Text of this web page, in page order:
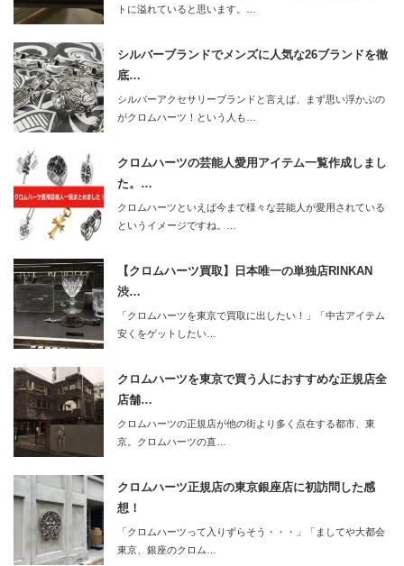
トに溢れていると思います。…
シルバーブランドでメンズに人気な26ブランドを徹
底…
シルバーアクセサリーブランドと言えば、まず思い浮かぶの
がクロムハーツ！という人も…
クロムハーツの芸能人愛用アイテム一覧作成しまし
た。…
クロムハーツといえば今まで様々な芸能人が愛用されている
というイメージですね。…
【クロムハーツ買取】日本唯一の単独店RINKAN
渋…
「クロムハーツを東京で買取に出したい！」「中古アイテム
安くをゲットしたい…
クロムハーツを東京で買う人におすすめな正規店全
店舗…
クロムハーツの正規店が他の街より多く点在する都市、東
京。クロムハーツの直…
クロムハーツ正規店の東京銀座店に初訪問した感
想！
「クロムハーツって入りずらそう・・・」「ましてや大都会
東京、銀座のクロム…